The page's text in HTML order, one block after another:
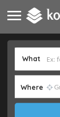
What
Where